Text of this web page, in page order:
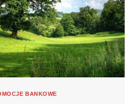
DO
KOŃCA
WRZEŚNIA!
BANKOWE